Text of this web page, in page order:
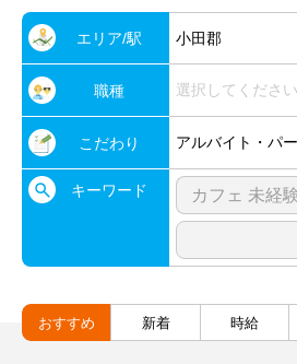
エリア/駅 小田郡
職種 選択してください
こだわり アルバイト・パ
キーワード
おすすめ 新着 時給